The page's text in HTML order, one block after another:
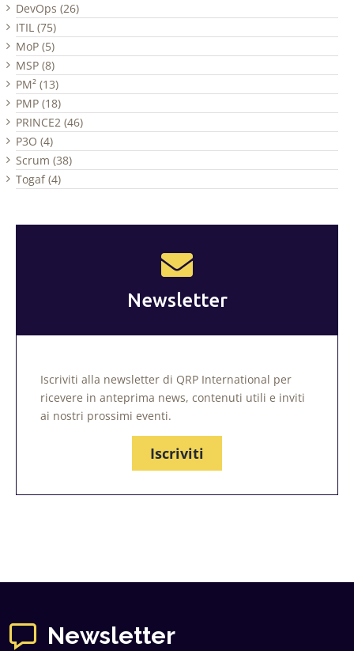
DevOps (26)
ITIL (75)
MoP (5)
MSP (8)
PM² (13)
PMP (18)
PRINCE2 (46)
P3O (4)
Scrum (38)
Togaf (4)
Newsletter
Iscriviti alla newsletter di QRP International per
ricevere in anteprima news, contenuti utili e inviti
ai nostri prossimi eventi.
Iscriviti
Newsletter